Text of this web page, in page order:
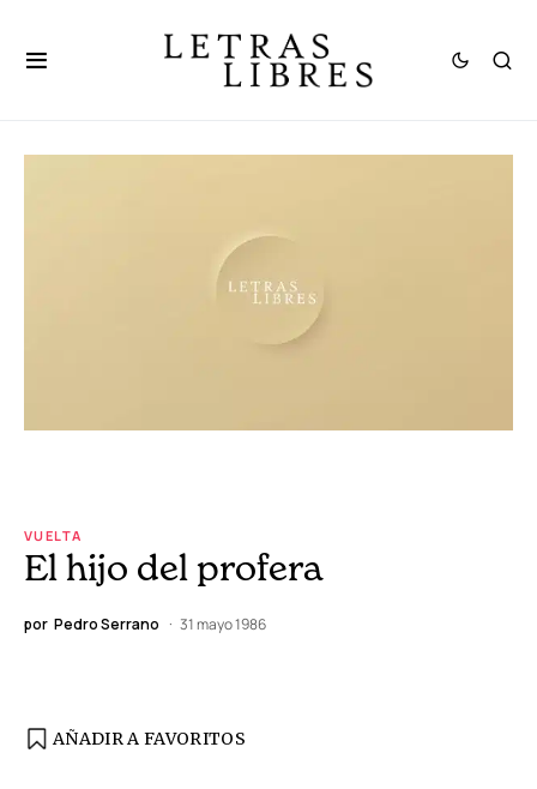
VUELTA
El hijo del profera
por Pedro Serrano 31 mayo 1986
AÑADIR A FAVORITOS